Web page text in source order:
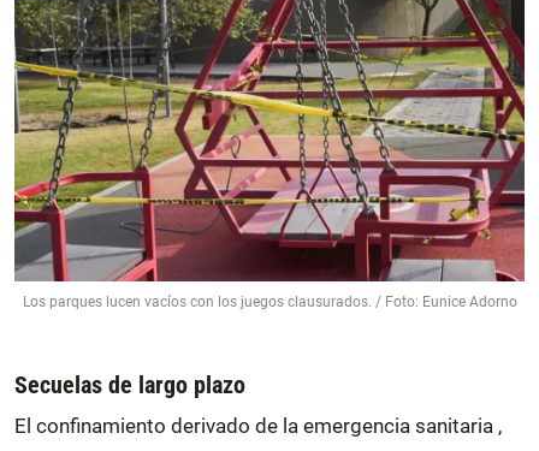
Los parques lucen vacíos con los juegos clausurados. / Foto: Eunice Adorno
Secuelas de largo plazo
El confinamiento derivado de la emergencia sanitaria ,